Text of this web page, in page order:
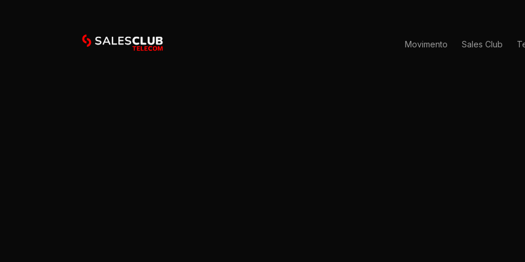
Movimento Sales Club